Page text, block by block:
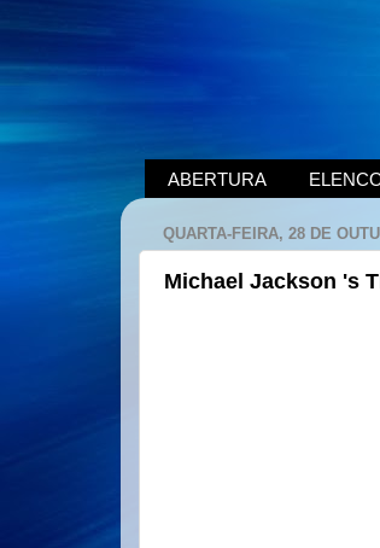
ABERTURA
QUARTA-FEIRA, 28 DE
Michael Jackson 's